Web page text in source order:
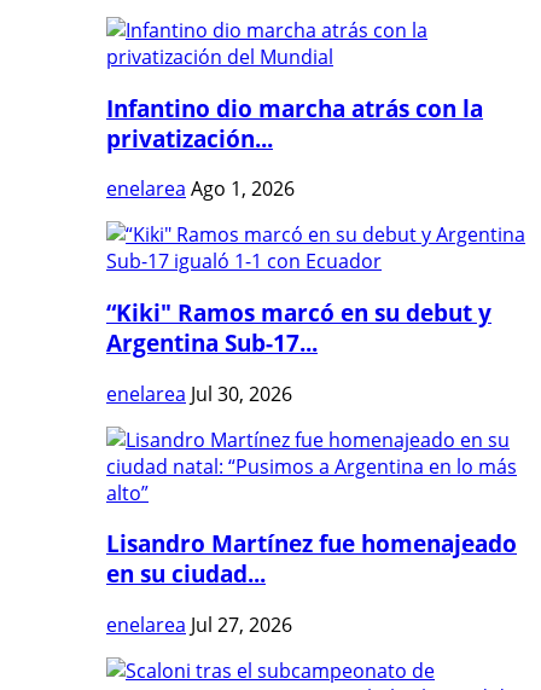
Infantino dio marcha atrás con la
privatización...
enelarea Ago 1, 2026
“Kiki" Ramos marcó en su debut y
Argentina Sub-17...
enelarea Jul 30, 2026
Lisandro Martínez fue homenajeado
en su ciudad...
enelarea Jul 27, 2026